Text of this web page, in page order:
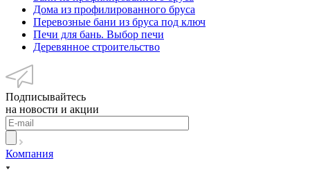
Дома из профилированного бруса
Перевозные бани из бруса под ключ
Печи для бань. Выбор печи
Деревянное строительство
Подписывайтесь
на новости и акции
Компания